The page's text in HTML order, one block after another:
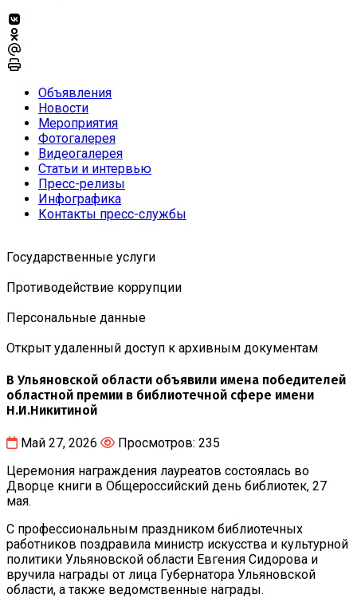
Объявления
Новости
Мероприятия
Фотогалерея
Видеогалерея
Статьи и интервью
Пресс-релизы
Инфографика
Контакты пресс-службы
Государственные услуги
Противодействие коррупции
Персональные данные
Открыт удаленный доступ к архивным документам
В Ульяновской области объявили имена победителей
областной премии в библиотечной сфере имени
Н.И.Никитиной
Май 27, 2026
Просмотров: 235
Церемония награждения лауреатов состоялась во
Дворце книги в Общероссийский день библиотек, 27
мая.
С профессиональным праздником библиотечных
работников поздравила министр искусства и культурной
политики Ульяновской области Евгения Сидорова и
вручила награды от лица Губернатора Ульяновской
области, а также ведомственные награды.